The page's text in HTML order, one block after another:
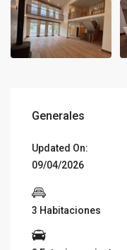
Generales
Updated On:
09/04/2026
3 Habitaciones